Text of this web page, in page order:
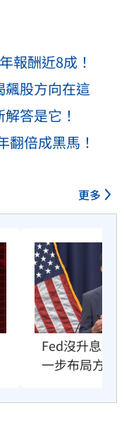
報酬近8成！
股方向在這
答是它！
倍成黑馬！
更多
Fed沒升息股
一步布局方向